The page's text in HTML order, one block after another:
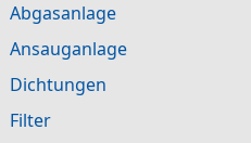
Abgasanlage
Ansauganlage
Dichtungen
Filter